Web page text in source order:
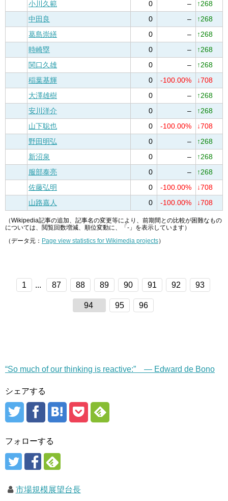
小川久範 0 –
↑268
中田良
0 –
↑268
葛島崇繕
0 –
↑268
時崎塁
0 –
↑268
関口久雄
0 –
↑268
稲葉基輝
0 -100.00%
↓708
大澤雄樹
0 –
↑268
安川洋介
0 –
↑268
山下聡也
0 -100.00%
↓708
野田明弘
0 –
↑268
新沼泉
0 –
↑268
服部泰亮
0 –
↑268
佐藤弘明
0 -100.00%
↓708
山路嘉人
0 -100.00% ↓708
（Wikipedia記事の追加、記事名の変更等により、前期間との比較が困難なもの
については、閲覧回数増減、順位変動に、「-」を表示しています）
（データ元： Page view statistics for Wikimedia projects）
1 ... 87 88 89 90 91 92 93
94 95 96
“So much of our thinking is reactive:” — Edward de Bono
シェアする
フォローする
市場規模展望台長